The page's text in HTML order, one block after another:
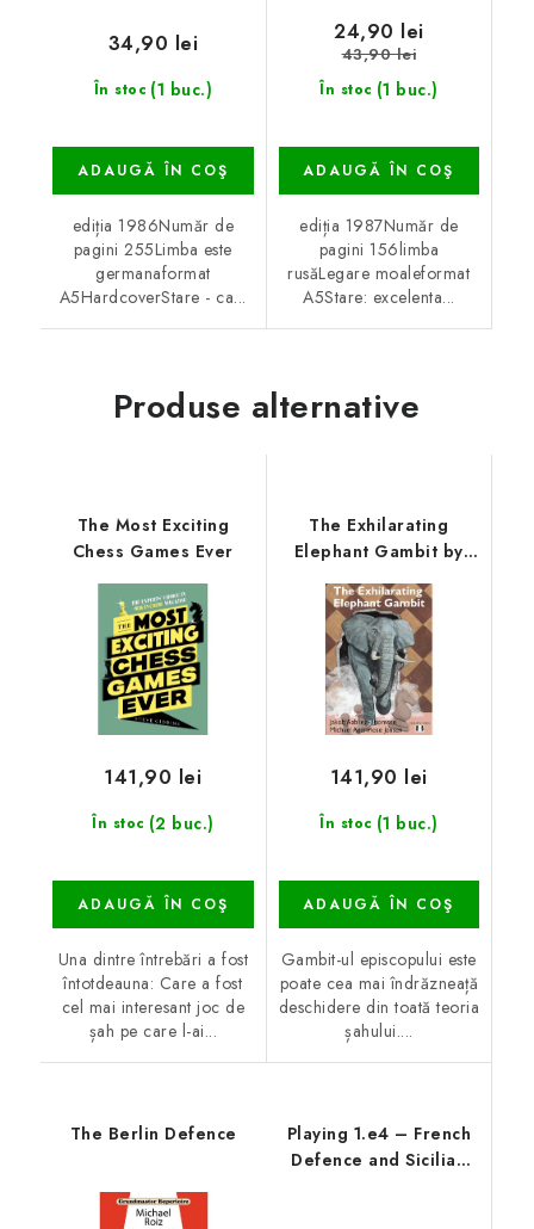
În stoc (1 buc.)
34,90 lei
ADAUGĂ ÎN COŞ
ediția 1986Număr de
pagini 255Limba este
germanaformat
A5HardcoverStare - ca...
În stoc (1 buc.)
24,90 lei
43,90 lei
ADAUGĂ ÎN COŞ
ediția 1987Număr de
pagini 156limba
rusăLegare moaleformat
A5Stare: excelenta...
Produse alternative
The Most Exciting
Chess Games Ever
În stoc (2 buc.)
141,90 lei
ADAUGĂ ÎN COŞ
Una dintre întrebări a fost
întotdeauna: Care a fost
cel mai interesant joc de
șah pe care l-ai...
The Exhilarating
Elephant Gambit by
Michael Agermose
Jensen and Jakob
Aabling-Thomsen
În stoc (1 buc.)
141,90 lei
ADAUGĂ ÎN COŞ
Gambit-ul episcopului este
poate cea mai îndrăzneață
deschidere din toată teoria
șahului....
The Berlin Defence
Playing 1.e4 – French
Defence and Sicilian